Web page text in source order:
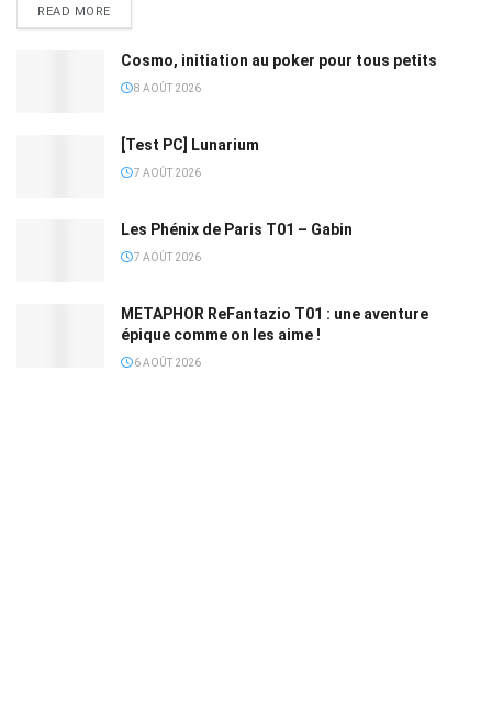
READ MORE
Cosmo, initiation au poker pour tous petits
8 AOÛT 2026
[Test PC] Lunarium
7 AOÛT 2026
Les Phénix de Paris T01 – Gabin
7 AOÛT 2026
METAPHOR ReFantazio T01 : une aventure
épique comme on les aime !
6 AOÛT 2026